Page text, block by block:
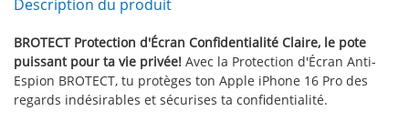
Description du produit
BROTECT Protection d'Écran Confidentialité Claire, le pote
puissant pour ta vie privée! Avec la Protection d'Écran Anti-
Espion BROTECT, tu protèges ton Apple iPhone 16 Pro des
regards indésirables et sécurises ta confidentialité.